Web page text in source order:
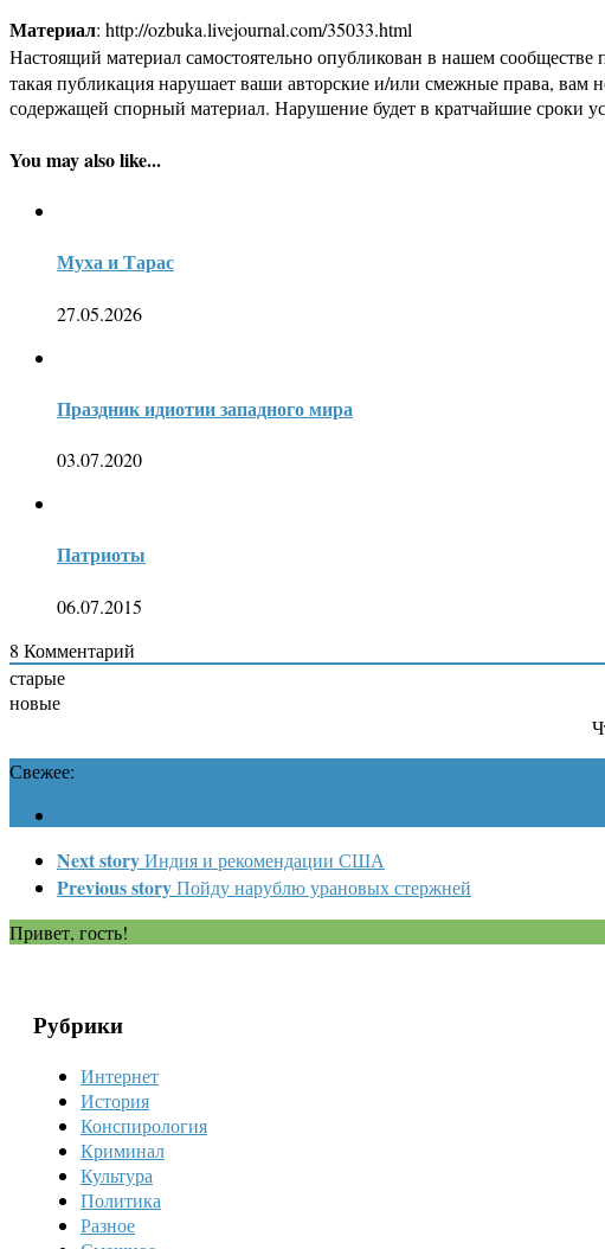
Материал: http://ozbuka.livejournal.com/35033.html
Настоящий материал самостоятельно опубликован в нашем сообществе
такая публикация нарушает ваши авторские и/или смежные права,
содержащей спорный материал. Нарушение будет в кратчайшие сроки
You may also like...
Муха и Тарас
27.05.2026
Праздник идиотии западного мира
03.07.2020
Патриоты
06.07.2015
8 Комментарий
старые
новые
Свежее:
Next storyИндия и рекомендации США
Previous storyПойду нарублю урановых стержней
Привет, гость!
Рубрики
Интернет
История
Конспирология
Криминал
Культура
Политика
Разное